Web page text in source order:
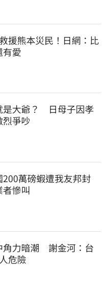
援熊本災民！日網：比
有愛
是大爺？　日母子因孝
爭吵
200萬磅蝦遭我友邦封
慘叫
角力暗潮　謝金河：台
危險